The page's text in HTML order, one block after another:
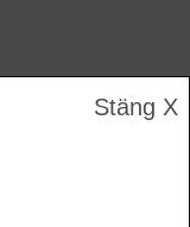
Stäng X